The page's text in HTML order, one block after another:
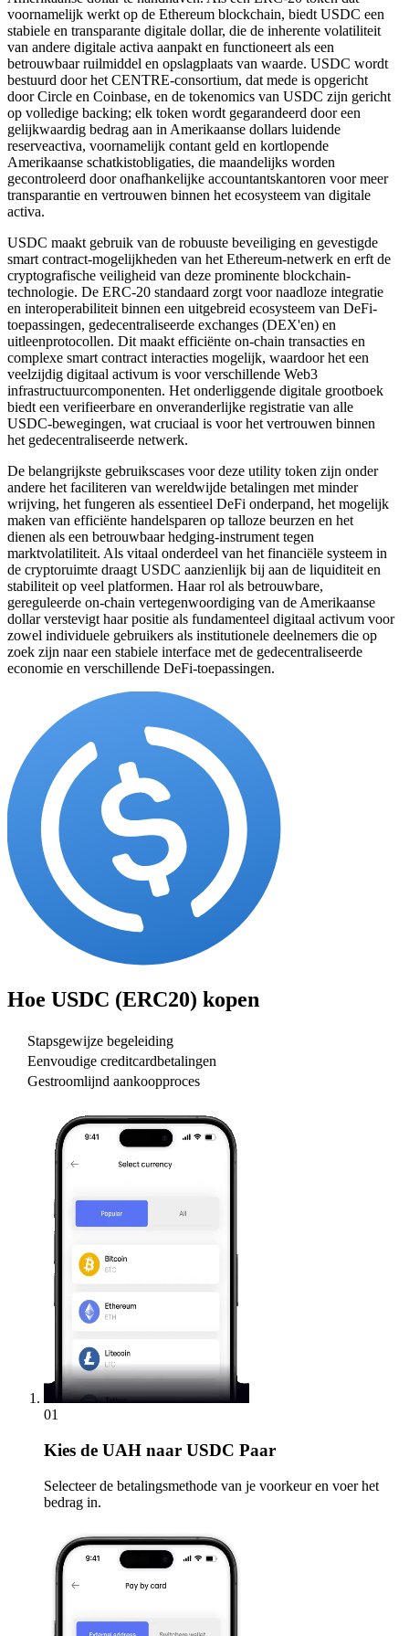
voornamelijk werkt op de Ethereum blockchain, biedt USDC een
stabiele en transparante digitale dollar, die de inherente volatiliteit
van andere digitale activa aanpakt en functioneert als een
betrouwbaar ruilmiddel en opslagplaats van waarde. USDC wordt
bestuurd door het CENTRE-consortium, dat mede is opgericht
door Circle en Coinbase, en de tokenomics van USDC zijn gericht
op volledige backing; elk token wordt gegarandeerd door een
gelijkwaardig bedrag aan in Amerikaanse dollars luidende
reserveactiva, voornamelijk contant geld en kortlopende
Amerikaanse schatkistobligaties, die maandelijks worden
gecontroleerd door onafhankelijke accountantskantoren voor meer
transparantie en vertrouwen binnen het ecosysteem van digitale
activa.
USDC maakt gebruik van de robuuste beveiliging en gevestigde
smart contract-mogelijkheden van het Ethereum-netwerk en erft de
cryptografische veiligheid van deze prominente blockchain-
technologie. De ERC-20 standaard zorgt voor naadloze integratie
en interoperabiliteit binnen een uitgebreid ecosysteem van DeFi-
toepassingen, gedecentraliseerde exchanges (DEX'en) en
uitleenprotocollen. Dit maakt efficiënte on-chain transacties en
complexe smart contract interacties mogelijk, waardoor het een
veelzijdig digitaal activum is voor verschillende Web3
infrastructuurcomponenten. Het onderliggende digitale grootboek
biedt een verifieerbare en onveranderlijke registratie van alle
USDC-bewegingen, wat cruciaal is voor het vertrouwen binnen
het gedecentraliseerde netwerk.
De belangrijkste gebruikscases voor deze utility token zijn onder
andere het faciliteren van wereldwijde betalingen met minder
wrijving, het fungeren als essentieel DeFi onderpand, het mogelijk
maken van efficiënte handelsparen op talloze beurzen en het
dienen als een betrouwbaar hedging-instrument tegen
marktvolatiliteit. Als vitaal onderdeel van het financiële systeem in
de cryptoruimte draagt USDC aanzienlijk bij aan de liquiditeit en
stabiliteit op veel platformen. Haar rol als betrouwbare,
gereguleerde on-chain vertegenwoordiging van de Amerikaanse
dollar verstevigt haar positie als fundamenteel digitaal activum voor
zowel individuele gebruikers als institutionele deelnemers die op
zoek zijn naar een stabiele interface met de gedecentraliseerde
economie en verschillende DeFi-toepassingen.
Hoe USDC (ERC20) kopen
Stapsgewijze begeleiding
Eenvoudige creditcardbetalingen
Gestroomlijnd aankoopproces
01
Kies de UAH naar USDC Paar
Selecteer de betalingsmethode van je voorkeur en voer het
bedrag in.